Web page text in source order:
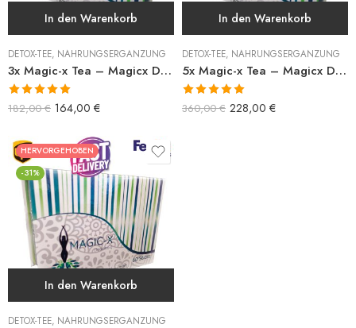
In den Warenkorb
DETOX-TEE, NAHRUNGSERGÄNZUNG
3x Magic-x Tea – Magicx Detox Tee
Bewertet mit
182,00€ 164,00 €
In den Warenkorb
DETOX-TEE, NAHRUNGSERGÄNZUNG
5x Magic-x Tea – Magicx Detox Tee
Bewertet mit
360,00€ 228,00 €
HERVORGEHOBEN
-31%
In den Warenkorb
DETOX-TEE, NAHRUNGSERGÄNZUNG